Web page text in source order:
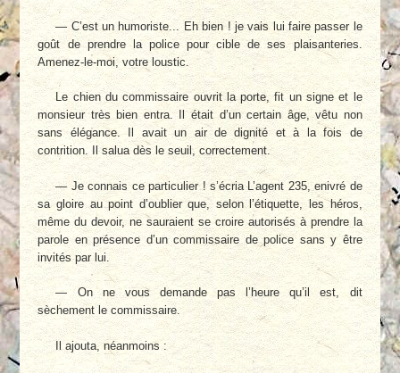
— C’est un humoriste... Eh bien ! je vais lui faire passer le
goût de prendre la police pour cible de ses plaisanteries.
Amenez-le-moi, votre loustic.
Le chien du commissaire ouvrit la porte, fit un signe et le
monsieur très bien entra. Il était d’un certain âge, vêtu non
sans élégance. Il avait un air de dignité et à la fois de
contrition. Il salua dès le seuil, correctement.
— Je connais ce particulier ! s’écria L’agent 235, enivré de
sa gloire au point d’oublier que, selon l’étiquette, les héros,
même du devoir, ne sauraient se croire autorisés à prendre la
parole en présence d’un commissaire de police sans y être
invités par lui.
— On ne vous demande pas l’heure qu’il est, dit
sèchement le commissaire.
Il ajouta, néanmoins :